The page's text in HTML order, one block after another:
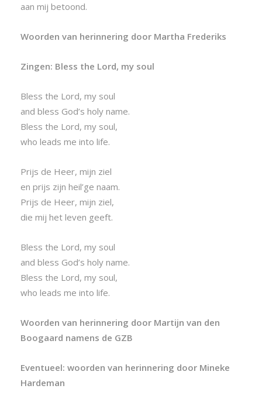
aan mij betoond.
Woorden van herinnering door Martha Frederiks
Zingen: Bless the Lord, my soul
Bless the Lord, my soul
and bless God’s holy name.
Bless the Lord, my soul,
who leads me into life.
Prijs de Heer, mijn ziel
en prijs zijn heil’ge naam.
Prijs de Heer, mijn ziel,
die mij het leven geeft.
Bless the Lord, my soul
and bless God’s holy name.
Bless the Lord, my soul,
who leads me into life.
Woorden van herinnering door Martijn van den
Boogaard namens de GZB
Eventueel: woorden van herinnering door Mineke
Hardeman